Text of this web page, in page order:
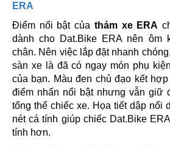
ERA
Điểm nổi bật của thảm xe ERA
dành cho Dat.Bike ERA nên ôm
chân. Nên việc lắp đặt nhanh
sàn xe là đã có ngay món phụ
của bạn. Màu đen chủ đạo kết
điểm nhấn nổi bật nhưng vẫn giữ
tổng thể chiếc xe. Họa tiết dập nổi
nét cá tính giúp chiếc Dat.Bike
tính hơn.